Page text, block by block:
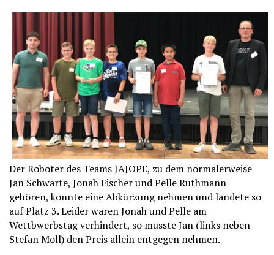
Der Roboter des Teams JAJOPE, zu dem normalerweise
Jan Schwarte, Jonah Fischer und Pelle Ruthmann
gehören, konnte eine Abkürzung nehmen und landete so
auf Platz 3. Leider waren Jonah und Pelle am
Wettbwerbstag verhindert, so musste Jan (links neben
Stefan Moll) den Preis allein entgegen nehmen.